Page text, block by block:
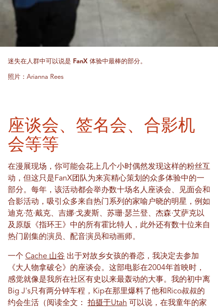
迷失在人群中可以说是 FanX 体验中最棒的部分。
照片：Arianna Rees
座谈会、签名会、合影机
会等等
在漫展现场，你可能会花上几个小时偶然发现这样的粉丝互
动，但这只是FanX团队为来宾精心策划的众多体验中的一
部分。每年，该活动都会举办数十场名人座谈会、见面会和
合影活动，吸引众多来自热门系列的家喻户晓的明星，例如
迪克·范·戴克、吉娜·戈麦斯、苏珊·瑟兰登、杰森·艾萨克以
及原版《指环王》中的所有霍比特人，此外还有数十位来自
热门剧集的演员、配音演员和动画师。
一个 Cache 山谷 出于对故乡女孩的眷恋，我决定去参加
《大人物拿破仑》的座谈会。这部电影在2004年首映时，
感觉就像是我所在社区有史以来最轰动的大事。我的初中离
Big J's只有两分钟车程，Kip在那里爆料了他和Rico叔叔的
约会生活（阅读全文： 拍摄于Utah 可以说，在我童年的家